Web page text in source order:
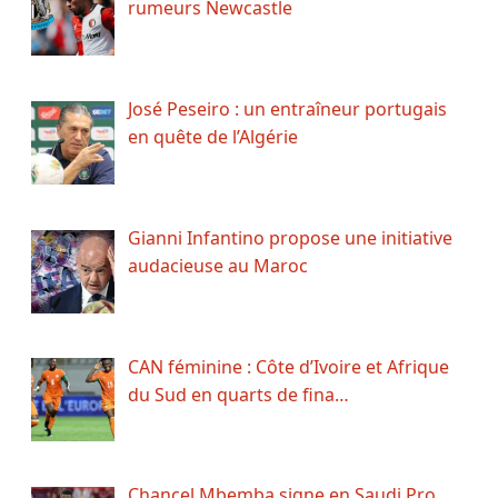
rumeurs Newcastle
José Peseiro : un entraîneur portugais
en quête de l’Algérie
Gianni Infantino propose une initiative
audacieuse au Maroc
CAN féminine : Côte d’Ivoire et Afrique
du Sud en quarts de fina…